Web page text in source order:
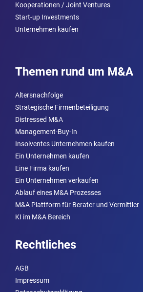
Kooperationen / Joint Ventures
Start-up Investments
Unternehmen kaufen
Themen rund um M&A
Altersnachfolge
Strategische Firmenbeteiligung
Distressed M&A
Management-Buy-In
Insolventes Unternehmen kaufen
Ein Unternehmen kaufen
Eine Firma kaufen
Ein Unternehmen verkaufen
Ablauf eines M&A Prozesses
M&A Plattform für Berater und Vermittler
KI im M&A Bereich
Rechtliches
AGB
Impressum